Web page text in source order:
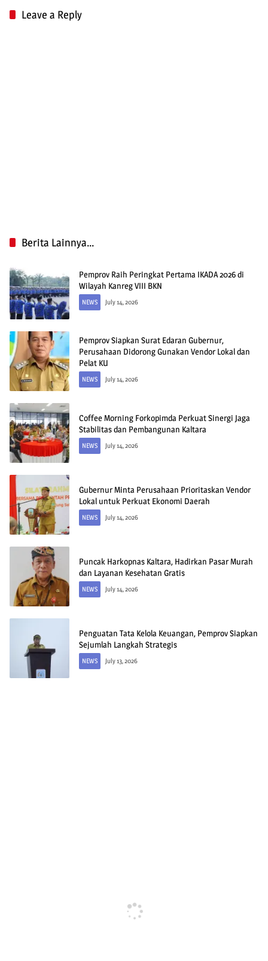
Leave a Reply
Berita Lainnya...
Pemprov Raih Peringkat Pertama IKADA 2026 di
Wilayah Kanreg VIII BKN
NEWS July 14, 2026
Pemprov Siapkan Surat Edaran Gubernur,
Perusahaan Didorong Gunakan Vendor Lokal dan
Pelat KU
NEWS July 14, 2026
Coffee Morning Forkopimda Perkuat Sinergi Jaga
Stabilitas dan Pembangunan Kaltara
NEWS July 14, 2026
Gubernur Minta Perusahaan Prioritaskan Vendor
Lokal untuk Perkuat Ekonomi Daerah
NEWS July 14, 2026
Puncak Harkopnas Kaltara, Hadirkan Pasar Murah
dan Layanan Kesehatan Gratis
NEWS July 14, 2026
Penguatan Tata Kelola Keuangan, Pemprov Siapkan
Sejumlah Langkah Strategis
NEWS July 13, 2026